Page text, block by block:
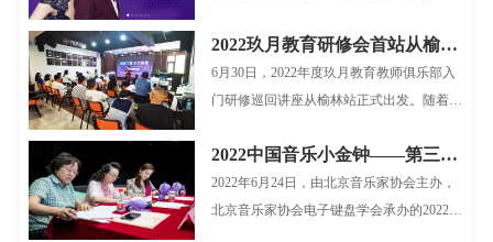
2022玖月教育研修会首站从榆林启航
6月30日，2022年度玖月教育教师俱乐部入
门研修巡回讲座从榆林站正式出发。随着疫
2022中国音乐小金钟——第三届全国电子键盘展演北京选拔赛圆满结束
2022年6月24日，由北京音乐家协会主办，
北京音乐家协会电子键盘学会承办的2022中